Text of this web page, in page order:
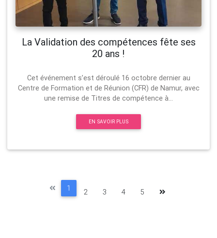
La Validation des compétences fête ses
20 ans !
Cet événement s’est déroulé 16 octobre dernier au
Centre de Formation et de Réunion (CFR) de Namur, avec
une remise de Titres de compétence à...
EN SAVOIR PLUS
1 2 3 4 5